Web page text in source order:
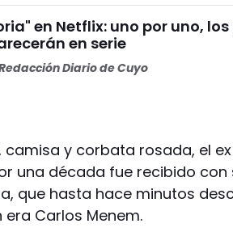
en Netflix: uno por uno,
en serie
Diario de Cuyo
camisa y corbata rosada, el
una década fue recibido con
que hasta hace minutos
Carlos Menem.